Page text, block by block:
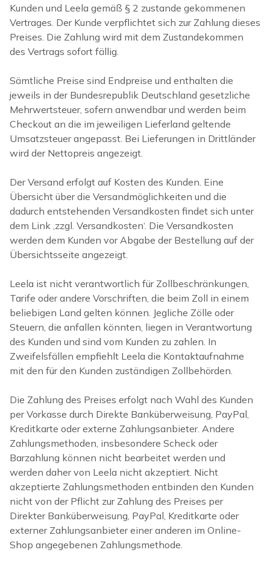
Kunden und Leela gemäß § 2 zustande gekommenen
Vertrages. Der Kunde verpflichtet sich zur Zahlung dieses
Preises. Die Zahlung wird mit dem Zustandekommen
des Vertrags sofort fällig.
Sämtliche Preise sind Endpreise und enthalten die
jeweils in der Bundesrepublik Deutschland gesetzliche
Mehrwertsteuer, sofern anwendbar und werden beim
Checkout an die im jeweiligen Lieferland geltende
Umsatzsteuer angepasst. Bei Lieferungen in Drittländer
wird der Nettopreis angezeigt.
Der Versand erfolgt auf Kosten des Kunden. Eine
Übersicht über die Versandmöglichkeiten und die
dadurch entstehenden Versandkosten findet sich unter
dem Link ‚zzgl. Versandkosten‘. Die Versandkosten
werden dem Kunden vor Abgabe der Bestellung auf der
Übersichtsseite angezeigt.
Leela ist nicht verantwortlich für Zollbeschränkungen,
Tarife oder andere Vorschriften, die beim Zoll in einem
beliebigen Land gelten können. Jegliche Zölle oder
Steuern, die anfallen könnten, liegen in Verantwortung
des Kunden und sind vom Kunden zu zahlen. In
Zweifelsfällen empfiehlt Leela die Kontaktaufnahme
mit den für den Kunden zuständigen Zollbehörden.
Die Zahlung des Preises erfolgt nach Wahl des Kunden
per Vorkasse durch Direkte Banküberweisung, PayPal,
Kreditkarte oder externe Zahlungsanbieter. Andere
Zahlungsmethoden, insbesondere Scheck oder
Barzahlung können nicht bearbeitet werden und
werden daher von Leela nicht akzeptiert. Nicht
akzeptierte Zahlungsmethoden entbinden den Kunden
nicht von der Pflicht zur Zahlung des Preises per
Direkter Banküberweisung, PayPal, Kreditkarte oder
externer Zahlungsanbieter einer anderen im Online-
Shop angegebenen Zahlungsmethode.